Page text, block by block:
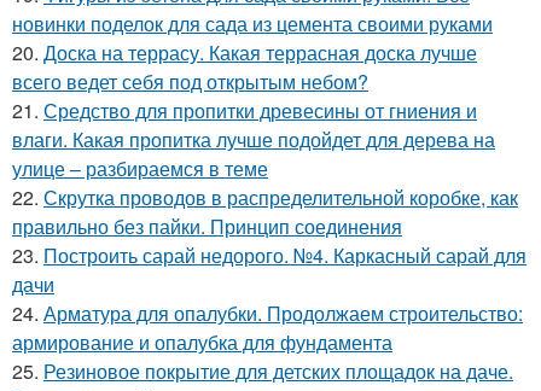
новинки поделок для сада из цемента своими руками
20. Доска на террасу. Какая террасная доска лучше
всего ведет себя под открытым небом?
21. Средство для пропитки древесины от гниения и
влаги. Какая пропитка лучше подойдет для дерева на
улице – разбираемся в теме
22. Скрутка проводов в распределительной коробке, как
правильно без пайки. Принцип соединения
23. Построить сарай недорого. №4. Каркасный сарай для
дачи
24. Арматура для опалубки. Продолжаем строительство:
армирование и опалубка для фундамента
25. Резиновое покрытие для детских площадок на даче.